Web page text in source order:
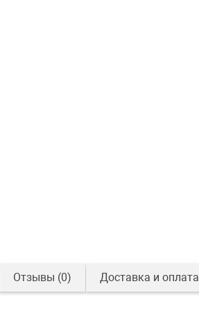
Отзывы (0) Доставка и оплата